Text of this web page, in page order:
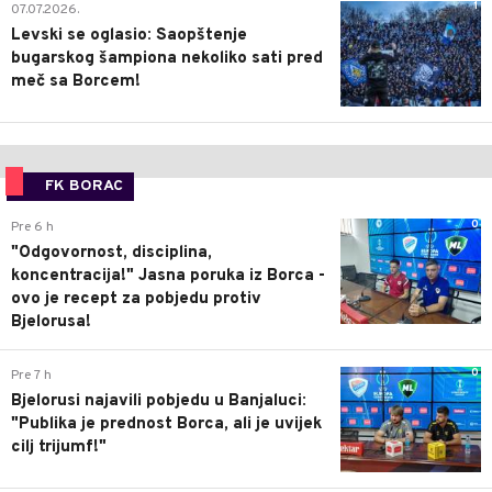
1
07.07.2026.
Levski se oglasio: Saopštenje
bugarskog šampiona nekoliko sati pred
meč sa Borcem!
FK BORAC
0
Pre 6 h
"Odgovornost, disciplina,
koncentracija!" Jasna poruka iz Borca -
ovo je recept za pobjedu protiv
Bjelorusa!
0
Pre 7 h
Bjelorusi najavili pobjedu u Banjaluci:
"Publika je prednost Borca, ali je uvijek
cilj trijumf!"